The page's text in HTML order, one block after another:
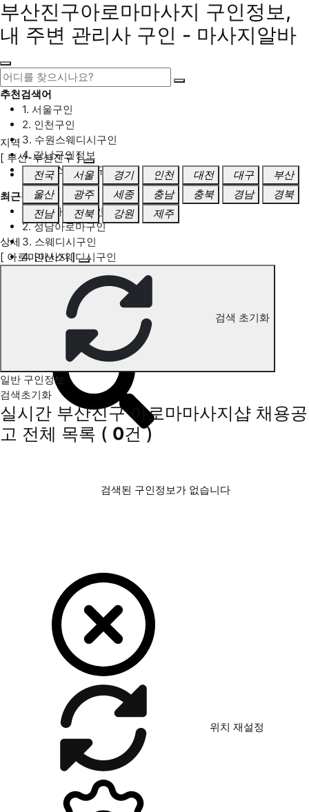
부산진구아로마마사지 구인정보,
내 주변 관리사 구인 - 마사지알바
추천검색어
1. 서울구인
2. 인천구인
3. 수원스웨디시구인
4. 강남구인정보
5. 동탄스웨디시구인
최근검색어
1. 일산마사지구인
2. 성남아로마구인
3. 스웨디시구인
4. 안산스웨디시구인
부산진구 아로마마사지 구인정보
지역
[ 부산-부산진구 ]
전국
서울 경기 인천 대전 대구
부산
울산
광주 세종 충남 충북 경남
경북
전남
전북 강원 제주
상세
[ 아로마마사지 ]
검색 초기화
일반 구인정보
검색초기화
실시간 부산진구 아로마마사지샵 채용공
고 전체 목록 ( 0건 )
검색된 구인정보가 없습니다
위치 재설정